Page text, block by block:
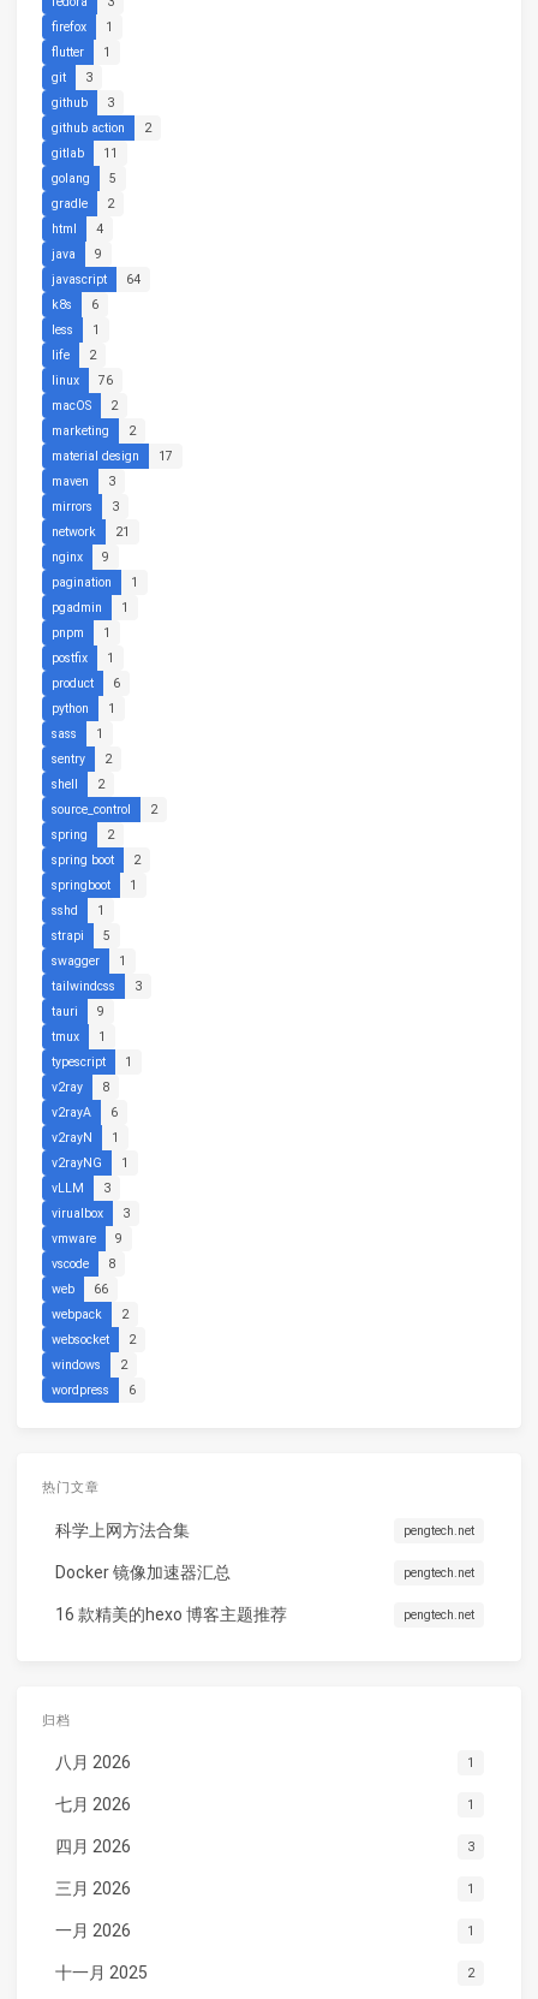
firefox
1
flutter
1
git
3
github
3
github action
2
gitlab
11
golang
5
gradle
2
html
4
java
9
javascript
64
k8s
6
less
1
life
2
linux
76
macOS
2
marketing
2
material design
17
maven
3
mirrors
3
network
21
nginx
9
pagination
1
pgadmin
1
pnpm
1
postfix
1
product
6
python
1
sass
1
sentry
2
shell
2
source_control
2
spring
2
spring boot
2
springboot
1
sshd
1
strapi
5
swagger
1
tailwindcss
3
tauri
9
tmux
1
typescript
1
v2ray
8
v2rayA
6
v2rayN
1
v2rayNG
1
vLLM
3
virualbox
3
vmware
9
vscode
8
web
66
webpack
2
websocket
2
windows
2
wordpress
6
热门文章
科学上网方法合集 pengtech.net
Docker 镜像加速器汇总 pengtech.net
16 款精美的hexo 博客主题推荐 pengtech.net
归档
八月 2026 1
七月 2026 1
四月 2026 3
三月 2026 1
一月 2026 1
十一月 2025 2